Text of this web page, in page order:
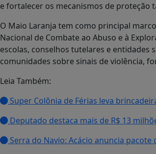
e fortalecer os mecanismos de proteção
O Maio Laranja tem como principal
Nacional de Combate ao Abuso e à
escolas, conselhos tutelares e entidades
comunidades sobre sinais de violência,
Leia Também:
Super Colônia de Férias leva
Deputado destaca mais de R$ 13
Serra do Navio: Acácio anuncia